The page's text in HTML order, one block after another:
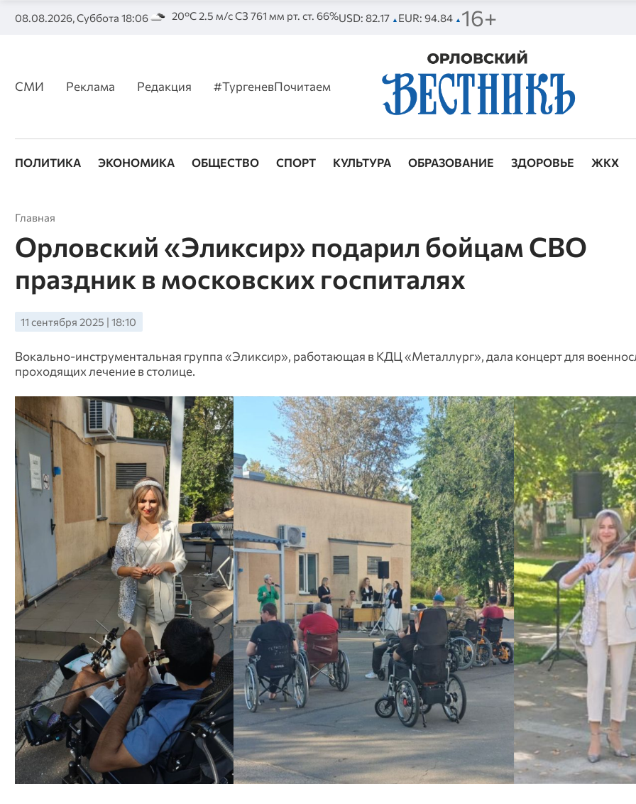
08.08.2026, Суббота 18:06 20°C 2.5 м/с СЗ 761 мм рт. ст. 66%USD: 82.17 ▲ EUR: 94.84 ▲ 16+
СМИ Реклама Редакция #ТургеневПочитаем
ПОЛИТИКА ЭКОНОМИКА ОБЩЕСТВО СПОРТ КУЛЬТУРА ОБРАЗОВАНИЕ ЗДОРОВЬЕ ЖКХ
Главная
Орловский «Эликсир» подарил бойцам СВО
праздник в московских госпиталях
11 сентября 2025 | 18:10
Вокально-инструментальная группа «Эликсир», работающая в КДЦ «Металлург», дала концерт для
проходящих лечение в столице.